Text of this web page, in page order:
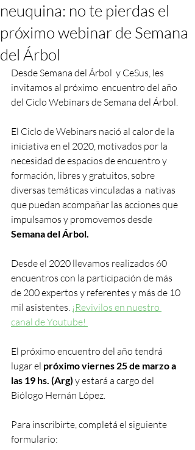
neuquina: no te pierdas el
próximo webinar de Semana
del Árbol
Desde Semana del Árbol  y CeSus, les
invitamos al próximo  encuentro del año
del Ciclo Webinars de Semana del Árbol.
El Ciclo de Webinars nació al calor de la
iniciativa en el 2020, motivados por la
necesidad de espacios de encuentro y
formación, libres y gratuitos, sobre
diversas temáticas vinculadas a  nativas
que puedan acompañar las acciones que
impulsamos y promovemos desde
Semana del Árbol.
Desde el 2020 llevamos realizados 60
encuentros con la participación de más
de 200 expertos y referentes y más de 10
mil asistentes. ¡Revivilos en nuestro
canal de Youtube!
El próximo encuentro del año tendrá
lugar el próximo viernes 25 de marzo a
las 19 hs. (Arg) y estará a cargo del
Biólogo Hernán López.
Para inscribirte, completá el siguiente
formulario: